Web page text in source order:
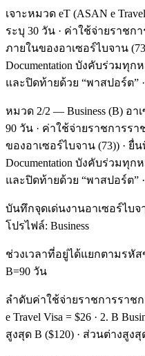
เจาะหมวด eT (ASAN e
ระบุ 30 วัน · ค่าใช้จ่ายราชก
ภายในของอาเซอร์ไบจาน
Documentation บังคับร่วมทุก
และปิดท้ายด้วย “พาสปอร์ต”
หมวด 2/2 — Business (B) อ
90 วัน · ค่าใช้จ่ายราชการร
ของอาเซอร์ไบจาน (73)) · ยื่น
Documentation บังคับร่วมทุก
และปิดท้ายด้วย “พาสปอร์ต”
บันทึกจุดเด่นงานอาเซอร์ไบจา
โปรไฟล์: Business
ช่วงเวลาที่อยู่ได้แยกตามรหัส
B=90 วัน
ลำดับค่าใช้จ่ายราชการราชก
e Travel Visa = $26 · 2. B
สูงสุด B ($120) · ส่วนต่างสูงสุ